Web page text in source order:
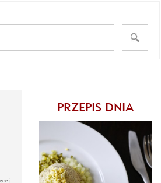
PRZEPIS DNIA